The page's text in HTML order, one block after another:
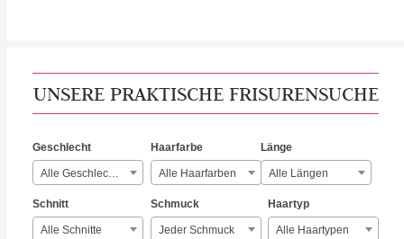
UNSERE PRAKTISCHE FRISURENSUCHE
Geschlecht
Alle Geschlechter
Haarfarbe
Alle Haarfarben
Länge
Alle Längen
Schnitt
Alle Schnitte
Schmuck
Jeder Schmuck
Haartyp
Alle Haartypen